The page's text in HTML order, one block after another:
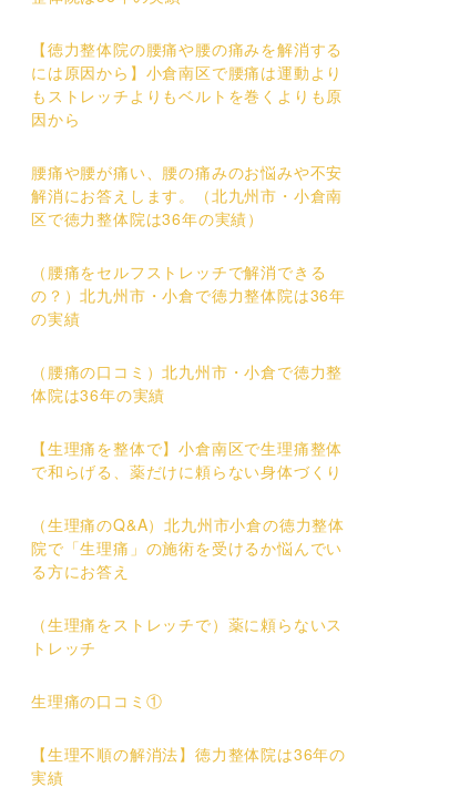
【徳力整体院の腰痛や腰の痛みを解消する
には原因から】小倉南区で腰痛は運動より
もストレッチよりもベルトを巻くよりも原
因から
腰痛や腰が痛い、腰の痛みのお悩みや不安
解消にお答えします。（北九州市・小倉南
区で徳力整体院は36年の実績）
（腰痛をセルフストレッチで解消できる
の？）北九州市・小倉で徳力整体院は36年
の実績
（腰痛の口コミ）北九州市・小倉で徳力整
体院は36年の実績
【生理痛を整体で】小倉南区で生理痛整体
で和らげる、薬だけに頼らない身体づくり
（生理痛のQ&A）北九州市小倉の徳力整体
院で「生理痛」の施術を受けるか悩んでい
る方にお答え
（生理痛をストレッチで）薬に頼らないス
トレッチ
生理痛の口コミ①
【生理不順の解消法】徳力整体院は36年の
実績